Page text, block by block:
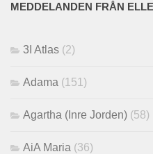
MEDDELANDEN FRÅN
3I Atlas (2)
Adama (151)
Agartha (Inre Jorden) (58)
AiA Maria (36)